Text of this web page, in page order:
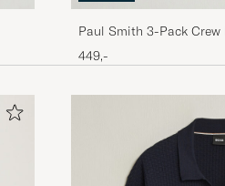
Paul Smith 3-Pack Crew
449,-